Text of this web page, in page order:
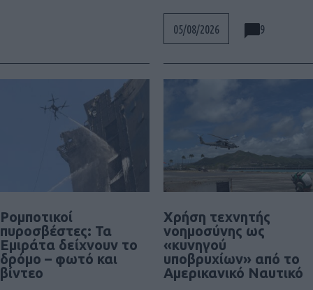
05/08/2026 9
Ρομποτικοί
πυροσβέστες: Τα
Εμιράτα δείχνουν το
δρόμο – φωτό και
βίντεο
Χρήση τεχνητής
νοημοσύνης ως
«κυνηγού
υποβρυχίων» από το
Αμερικανικό Ναυτικό